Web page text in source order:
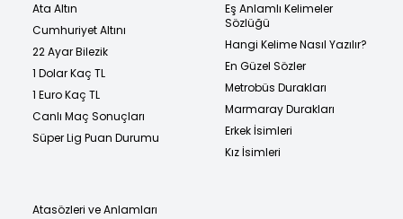
Ata Altın
Cumhuriyet Altını
22 Ayar Bilezik
1 Dolar Kaç TL
1 Euro Kaç TL
Canlı Maç Sonuçları
Süper Lig Puan Durumu
Eş Anlamlı Kelimeler
Sözlüğü
Hangi Kelime Nasıl Yazılır?
En Güzel Sözler
Metrobüs Durakları
Marmaray Durakları
Erkek İsimleri
Kız İsimleri
Atasözleri ve Anlamları